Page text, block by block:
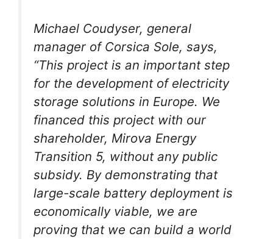
Michael Coudyser, general
manager of Corsica Sole, says,
“This project is an important step
for the development of electricity
storage solutions in Europe. We
financed this project with our
shareholder, Mirova Energy
Transition 5, without any public
subsidy. By demonstrating that
large-scale battery deployment is
economically viable, we are
proving that we can build a world